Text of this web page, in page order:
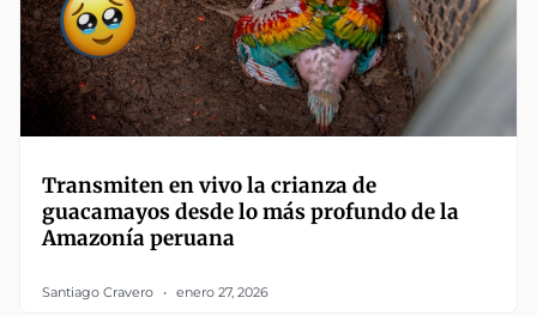
Transmiten en vivo la crianza de
guacamayos desde lo más profundo de la
Amazonía peruana
Santiago Cravero enero 27, 2026